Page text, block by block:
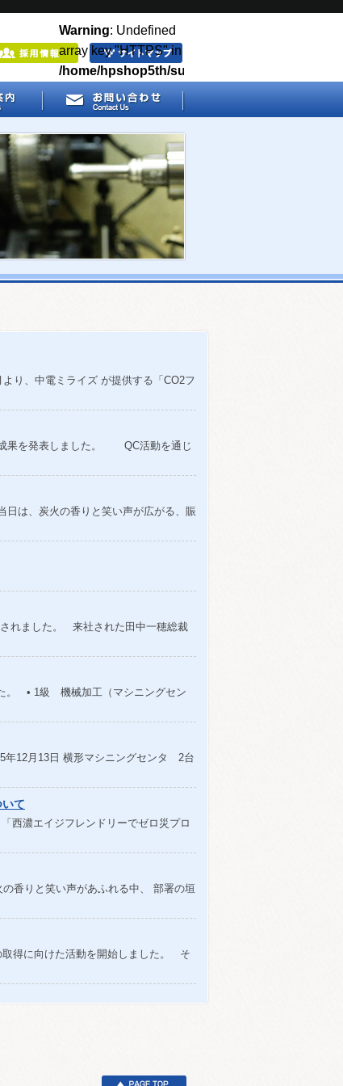
Warning: Undefined
array key "HTTPS" in
/home/hpshop5th/sugiyama-
c.co.jp/public_html/_wp/wp-
content/themes/sugiyama_theme/
on line49
り、中電ミライズ が提供する「CO2フ
成果を発表しました。 QC活動を通じ
は、炭火の香りと笑い声が広がる、賑
れました。 来社された田中一穂総裁
。 • 1級 機械加工（マシニングセン
12月13日 横形マシニングセンタ 2台
て
西濃エイジフレンドリーでゼロ災プロ
香りと笑い声があふれる中、 部署の垣
取得に向けた活動を開始しました。 そ